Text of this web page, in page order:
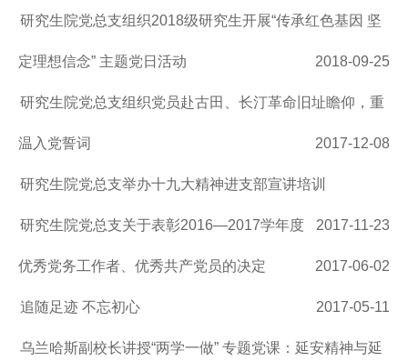
研究生院党总支组织2018级研究生开展“传承红色基因 坚
定理想信念” 主题党日活动 2018-09-25
研究生院党总支组织党员赴古田、长汀革命旧址瞻仰，重
温入党誓词 2017-12-08
研究生院党总支举办十九大精神进支部宣讲培训
2017-11-23
研究生院党总支关于表彰2016—2017学年度
优秀党务工作者、优秀共产党员的决定 2017-06-02
追随足迹 不忘初心 2017-05-11
乌兰哈斯副校长讲授“两学一做” 专题党课：延安精神与延